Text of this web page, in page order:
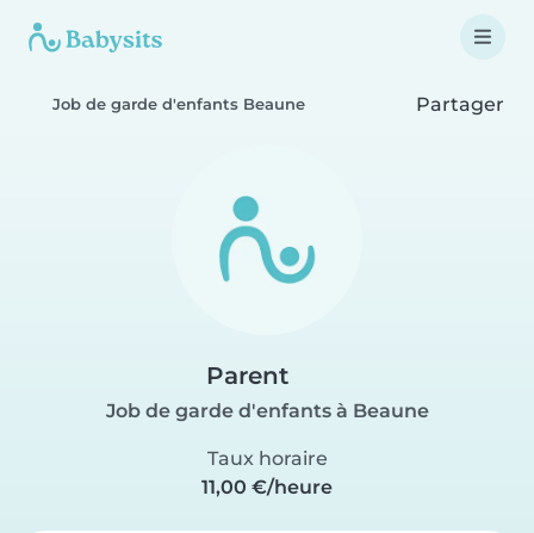
Job de garde d'enfants Beaune Partager
Parent
Job de garde d'enfants à Beaune
Taux horaire
11,00 €/heure